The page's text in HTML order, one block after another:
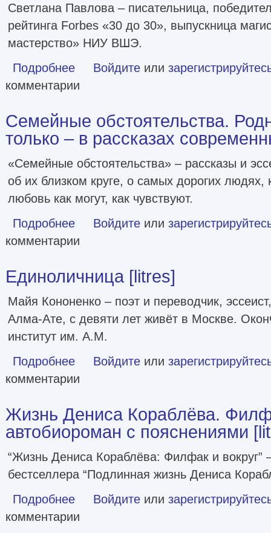
Светлана Павлова – писательница,
рейтинга Forbes «30 до 30», выпускница
мастерство» НИУ ВШЭ.
Подробнее о Сценаристка [litres]
Войдите или
комментарии
Семейные обстоятельства.
только – в рассказах
«Семейные обстоятельства» – рассказы и
об их близком круге, о самых дорогих людях,
любовь как могут, как чувствуют.
Подробнее о Семейные обстоятельства. Родные, близкие и не
Войдите или
комментарии
Единоличница [litres]
Майя Кононенко – поэт и переводчик,
Алма-Ате, с девяти лет живёт в Москве.
институт им. А.М.
Подробнее о Единоличница [litres]
Войдите или
комментарии
Жизнь Дениса Кораблёва.
автобиороман с пояснениями
“Жизнь Дениса Кораблёва: Филфак и вокруг”
бестселлера “Подлинная жизнь Дениса
Подробнее о Жизнь Дениса Кораблёва. Филфак и вокруг:
Войдите или
комментарии